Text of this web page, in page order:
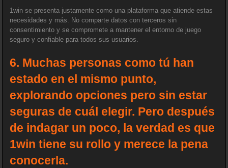
1win se presenta justamente como una plataforma que atiende estas
necesidades y más. No comparte datos con terceros sin
consentimiento y se compromete a mantener el entorno de juego
seguro y confiable para todos sus usuarios.
6. Muchas personas como tú han
estado en el mismo punto,
explorando opciones pero sin estar
seguras de cuál elegir. Pero después
de indagar un poco, la verdad es que
1win tiene su rollo y merece la pena
conocerla.